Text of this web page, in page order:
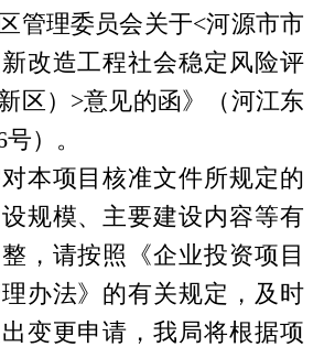
管理委员会关于<河源市市
改造工程社会稳定风险评
区） >意见的函》（河江东
号）。
项目核准文件所规定的
规模、主要建设内容等有
，请按照《企业投资项目
办法》的有关规定，及时
变更申请，我局将根据项